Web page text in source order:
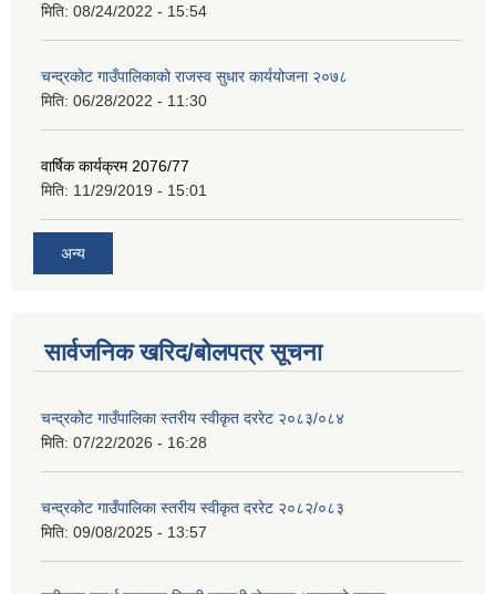
मिति: 08/24/2022 - 15:54
चन्द्रकोट गाउँपालिकाको राजस्व सुधार कार्ययोजना २०७८
मिति: 06/28/2022 - 11:30
वार्षिक कार्यक्रम 2076/77
मिति: 11/29/2019 - 15:01
अन्य
सार्वजनिक खरिद/बोलपत्र सूचना
चन्द्रकोट गाउँपालिका स्तरीय स्वीकृत दररेट २०८३/०८४
मिति: 07/22/2026 - 16:28
चन्द्रकोट गाउँपालिका स्तरीय स्वीकृत दररेट २०८२/०८३
मिति: 09/08/2025 - 13:57